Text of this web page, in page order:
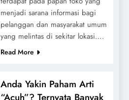
menjadi sarana informasi bagi
pelanggan dan masyarakat umum
yang melintas di sekitar lokasi….
Read More
Anda Yakin Paham Arti
“Acuh”? Ternyata Banyak